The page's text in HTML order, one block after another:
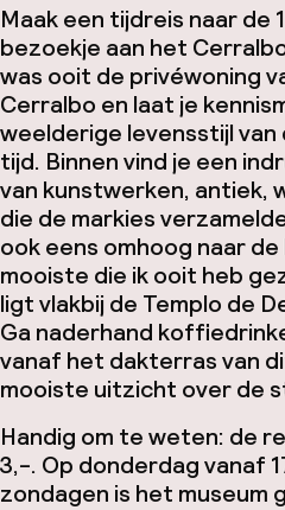
Maak een tijdreis naar de
bezoekje aan het
was ooit de privéwoning
Cerralbo en laat je
weelderige levensstijl
tijd. Binnen vind je een
van kunstwerken, antiek,
die de markies
ook eens omhoog naar
mooiste die ik ooit heb
ligt vlakbij de Templo de
Ga naderhand
vanaf het dakterras van
mooiste uitzicht over de
Handig om te weten: de
3,-. Op donderdag vanaf
zondagen is het museum